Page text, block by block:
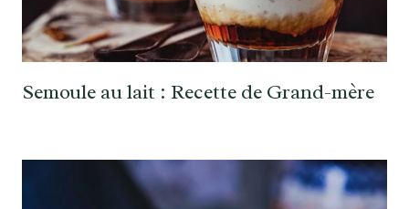
Semoule au lait : Recette de Grand-mère